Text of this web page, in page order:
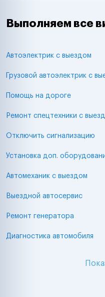
Выполняем все
Автоэлектрик с выездом
Грузовой автоэлектрик с
Помощь на дороге
Ремонт спецтехники с
Отключить сигнализацию
Установка доп.
Автомеханик с выездом
Выездной автосервис
Ремонт генератора
Диагностика автомобиля